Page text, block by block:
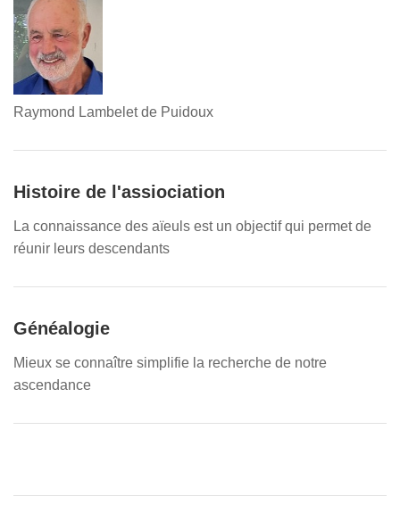
Raymond Lambelet de Puidoux
Histoire de l'assiociation
La connaissance des aïeuls est un objectif qui permet de
réunir leurs descendants
Généalogie
Mieux se connaître simplifie la recherche de notre
ascendance